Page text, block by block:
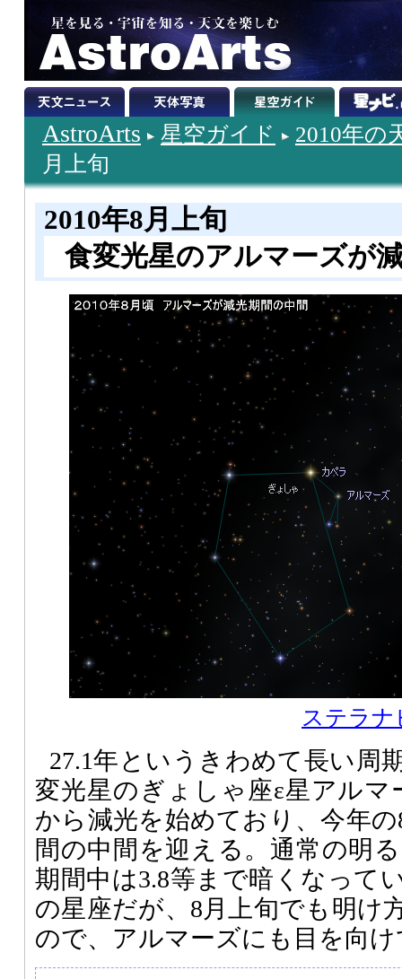
AstroArts 星空ガイド
2010年の
月上旬
2010年8月上旬
食変光星のアルマーズが
ステラナ
27.1年というきわめて長い周
変光星のぎょしゃ座ε星アル
から減光を始めており、今年
間の中間を迎える。通常の明
期間中は3.8等まで暗くなって
の星座だが、8月上旬でも明け
ので、アルマーズにも目を向